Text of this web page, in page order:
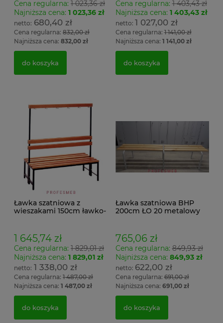
Cena regularna: 1 023,36 zł
Najniższa cena: 1 023,36 zł
680,40 zł
Cena regularna: 832,00 zł
Najniższa cena: 832,00 zł
do koszyka
Cena regularna:1 403,43 zł
Najniższa cena: 1 403,43 zł
1 027,00 zł
Cena regularna:1 141,00 zł
Najniższa cena: 1 141,00 zł
do koszyka
Ławka szatniowa z
wieszakami 150cm ławko-
1 645,74 zł
Cena regularna: 1 829,01 zł
Najniższa cena: 1 829,01 zł
1 338,00 zł
Cena regularna: 1 487,00 zł
Najniższa cena: 1 487,00 zł
do koszyka
Ławka szatniowa BHP
200cm ŁO 20 metalowy
765,06 zł
Cena regularna:849,93 zł
Najniższa cena: 849,93 zł
622,00 zł
Cena regularna:691,00 zł
Najniższa cena: 691,00 zł
do koszyka